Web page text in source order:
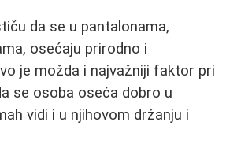
da se u pantalonama,
osećaju prirodno i
je možda i najvažniji faktor pri
se osoba oseća dobro u
vidi i u njihovom držanju i